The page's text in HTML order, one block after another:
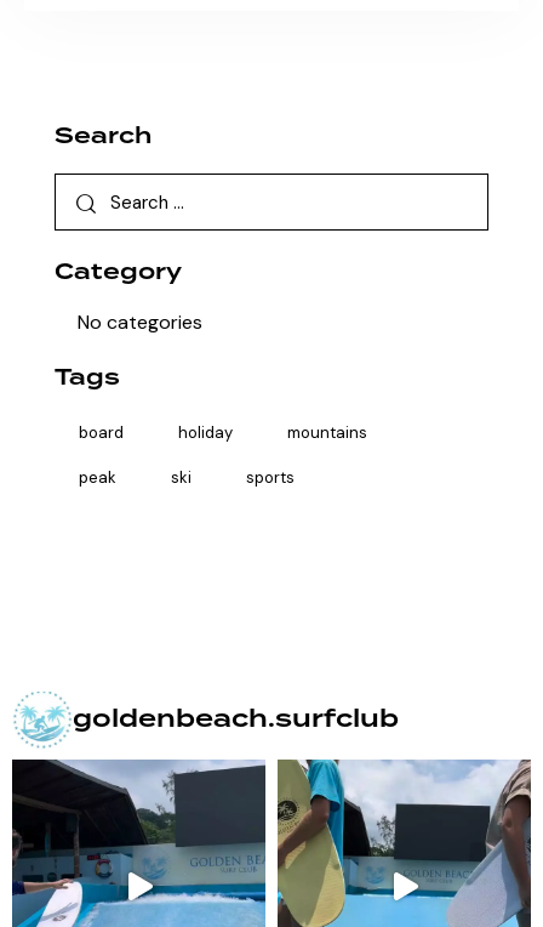
Search
Category
No categories
Tags
board holiday mountains
peak ski sports
goldenbeach.surfclub